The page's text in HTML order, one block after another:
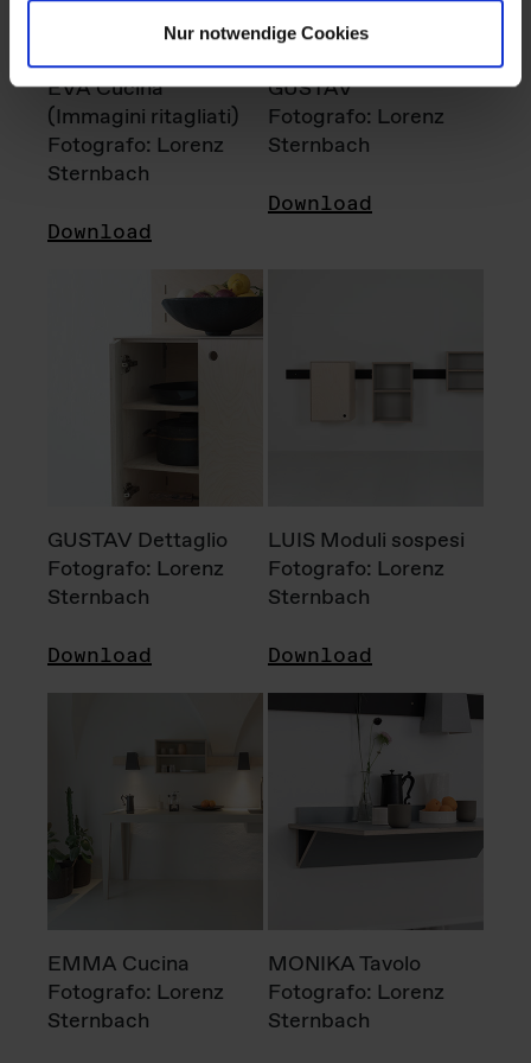
Nur notwendige Cookies
EVA Cucina
(Immagini ritagliati)
Fotografo: Lorenz
Sternbach
Download
GUSTAV
Fotografo: Lorenz
Sternbach
Download
GUSTAV Dettaglio
Fotografo: Lorenz
Sternbach
Download
LUIS Moduli sospesi
Fotografo: Lorenz
Sternbach
Download
EMMA Cucina
Fotografo: Lorenz
Sternbach
MONIKA Tavolo
Fotografo: Lorenz
Sternbach